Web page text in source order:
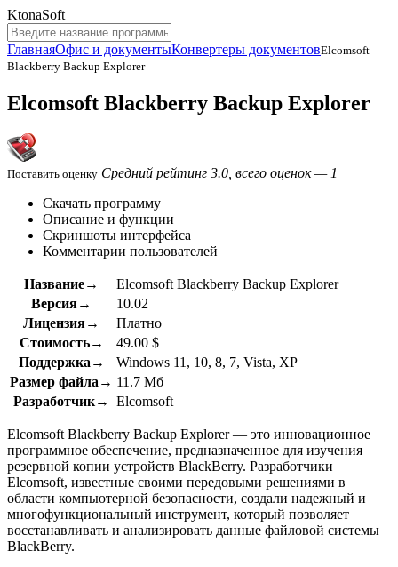
KtonaSoft
ГлавнаяОфис и документыКонвертеры документовElcomsoft
Blackberry Backup Explorer
Elcomsoft Blackberry Backup Explorer
Поставить оценку Средний рейтинг 3.0, всего оценок — 1
Скачать программу
Описание и функции
Скриншоты интерфейса
Комментарии пользователей
Название→
Elcomsoft Blackberry Backup Explorer
Версия→
10.02
Лицензия→
Платно
Стоимость→
49.00 $
Поддержка→
Windows 11, 10, 8, 7, Vista, XP
Размер файла→ 11.7 Мб
Разработчик→
Elcomsoft
Elcomsoft Blackberry Backup Explorer — это инновационное
программное обеспечение, предназначенное для изучения
резервной копии устройств BlackBerry. Разработчики
Elcomsoft, известные своими передовыми решениями в
области компьютерной безопасности, создали надежный и
многофункциональный инструмент, который позволяет
восстанавливать и анализировать данные файловой системы
BlackBerry.